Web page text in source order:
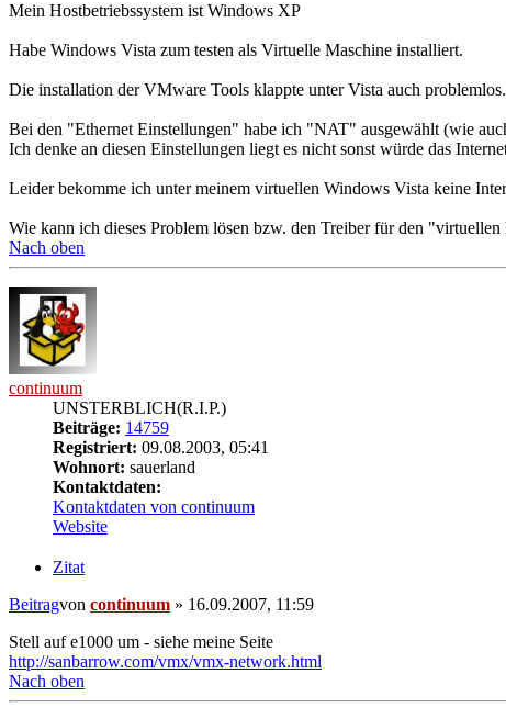
Mein Hostbetriebssystem ist Windows XP
Habe Windows Vista zum testen als Virtuelle Maschine installiert.
Die installation der VMware Tools klappte unter Vista auch problemlos.
Bei den "Ethernet Einstellungen" habe ich "NAT" ausgewählt (wie
Ich denke an diesen Einstellungen liegt es nicht sonst würde das
Leider bekomme ich unter meinem virtuellen Windows Vista keine
Wie kann ich dieses Problem lösen bzw. den Treiber für den
Nach oben
continuum
UNSTERBLICH(R.I.P.)
Beiträge: 14759
Registriert: 09.08.2003, 05:41
Wohnort: sauerland
Kontaktdaten:
Kontaktdaten von continuum
Website
Zitat
Beitragvon continuum » 16.09.2007, 11:59
Stell auf e1000 um - siehe meine Seite
http://sanbarrow.com/vmx/vmx-network.html
Nach oben